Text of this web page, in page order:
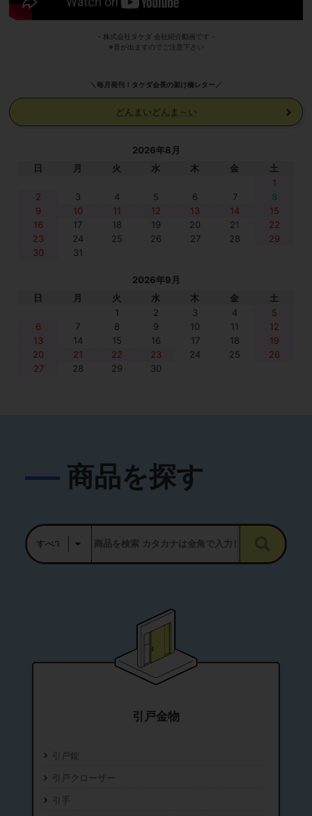
- 株式会社タケダ 会社紹介動画です -
※音が出ますのでご注意下さい
＼毎月発刊！タケダ会長の架け橋レター／
どんまいどんま～い
2026年8月
日
月 火 水 木 金
土
1
2
3 4 5 6 7
8
9
10 11 12 13 14
15
16
17 18 19 20 21
22
23
24 25 26 27 28
29
30
31
2026年9月
日
月 火 水 木 金
土
1
2 3 4
5
6
7 8 9 10 11
12
13
14 15 16 17 18
19
20
21 22 23 24 25
26
27
28 29 30
商品を探す
引戸金物
引戸錠
引戸クローザー
引手